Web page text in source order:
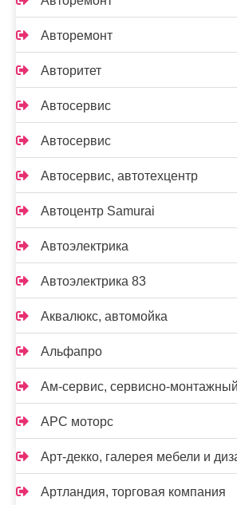
Авторемонт
Авторитет
Автосервис
Автосервис
Автосервис, автотехцентр
Автоцентр Samurai
Автоэлектрика
Автоэлектрика 83
Аквалюкс, автомойка
Альфапро
Ам-сервис, сервисно-
АРС моторс
Арт-декко, галерея мебели и
Артландия, торговая компания